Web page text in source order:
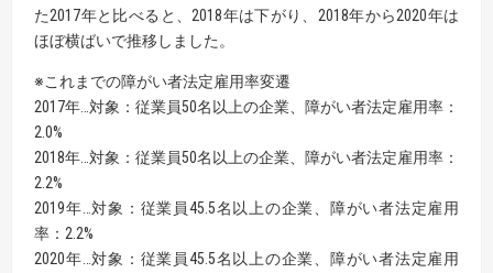
た2017年と比べると、2018年は下がり、2018年から2020年は
ほぼ横ばいで推移しました。
※これまでの障がい者法定雇用率変遷
2017年…対象：従業員50名以上の企業、障がい者法定雇用率：
2.0%
2018年…対象：従業員50名以上の企業、障がい者法定雇用率：
2.2%
2019年…対象：従業員45.5名以上の企業、障がい者法定雇用
率：2.2%
2020年…対象：従業員45.5名以上の企業、障がい者法定雇用